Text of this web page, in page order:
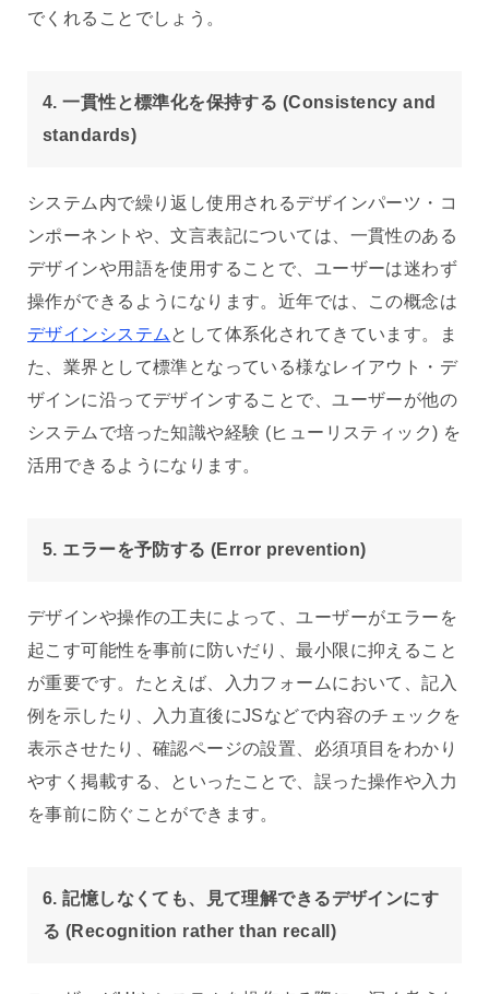
でくれることでしょう。
4. 一貫性と標準化を保持する (Consistency and
standards)
システム内で繰り返し使用されるデザインパーツ・コ
ンポーネントや、文言表記については、一貫性のある
デザインや用語を使用することで、ユーザーは迷わず
操作ができるようになります。近年では、この概念は
デザインシステム として体系化されてきています。ま
た、業界として標準となっている様なレイアウト・デ
ザインに沿ってデザインすることで、ユーザーが他の
システムで培った知識や経験 (ヒューリスティック) を
活用できるようになります。
5. エラーを予防する (Error prevention)
デザインや操作の工夫によって、ユーザーがエラーを
起こす可能性を事前に防いだり、最小限に抑えること
が重要です。たとえば、入力フォームにおいて、記入
例を示したり、入力直後にJSなどで内容のチェックを
表示させたり、確認ページの設置、必須項目をわかり
やすく掲載する、といったことで、誤った操作や入力
を事前に防ぐことができます。
6. 記憶しなくても、見て理解できるデザインにす
る (Recognition rather than recall)